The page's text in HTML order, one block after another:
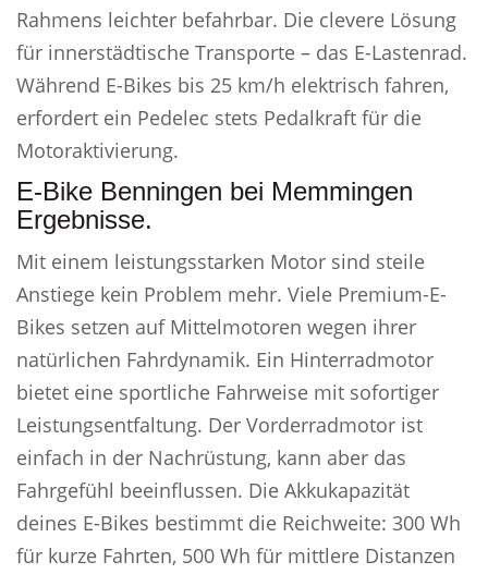
Rahmens leichter befahrbar. Die clevere Lösung
für innerstädtische Transporte – das E-Lastenrad.
Während E-Bikes bis 25 km/h elektrisch fahren,
erfordert ein Pedelec stets Pedalkraft für die
Motoraktivierung.
E-Bike Benningen bei Memmingen
Ergebnisse.
Mit einem leistungsstarken Motor sind steile
Anstiege kein Problem mehr. Viele Premium-E-
Bikes setzen auf Mittelmotoren wegen ihrer
natürlichen Fahrdynamik. Ein Hinterradmotor
bietet eine sportliche Fahrweise mit sofortiger
Leistungsentfaltung. Der Vorderradmotor ist
einfach in der Nachrüstung, kann aber das
Fahrgefühl beeinflussen. Die Akkukapazität
deines E-Bikes bestimmt die Reichweite: 300 Wh
für kurze Fahrten, 500 Wh für mittlere Distanzen